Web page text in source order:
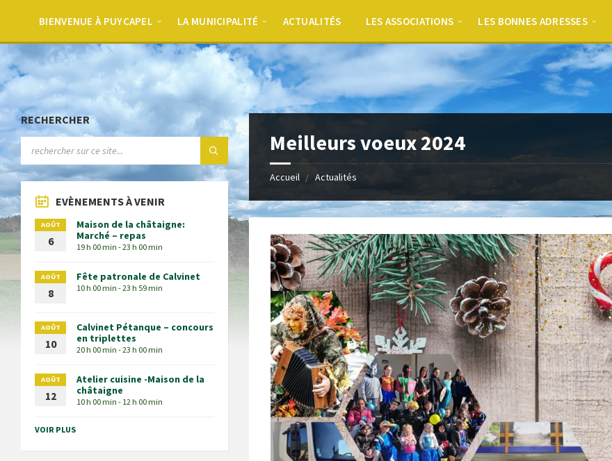
BIENVENUE À PUYCAPEL LA MUNICIPALITÉ ACTUALITÉS LES ASSOCIATIONS LES BONNES ADRESSES
Meilleurs voeux 2024
Accueil Actualités
RECHERCHER
EVÈNEMENTS À VENIR
AOÛT
6
Maison de la châtaigne:
Marché – repas
19 h 00 min - 23 h 00 min
AOÛT
8
Fête patronale de Calvinet
10 h 00 min - 23 h 59 min
AOÛT
10
Calvinet Pétanque – concours
en triplettes
20 h 00 min - 23 h 00 min
AOÛT
12
Atelier cuisine -Maison de la
châtaigne
10 h 00 min - 12 h 00 min
VOIR PLUS